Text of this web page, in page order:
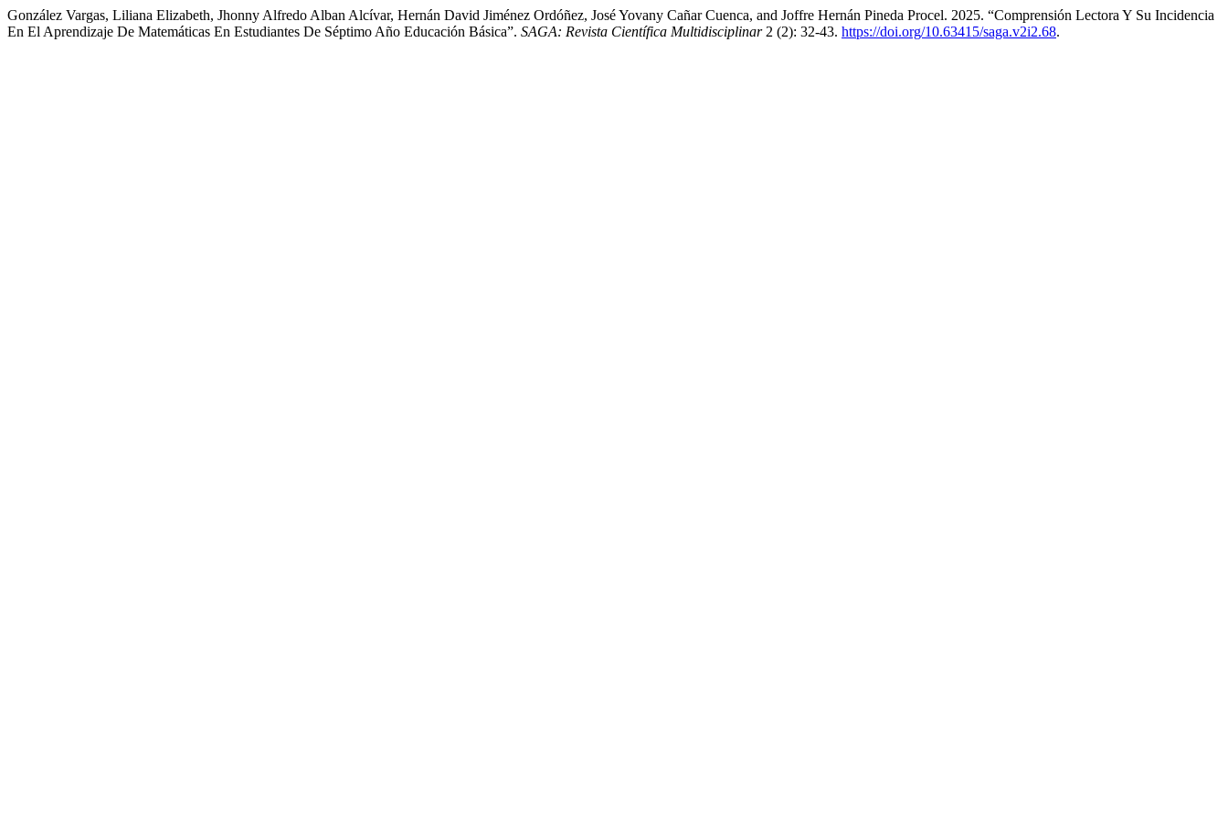
González Vargas, Liliana Elizabeth, Jhonny Alfredo Alban Alcívar, Hernán David Jiménez Ordóñez, José Yovany Cañar Cuenca, and Joffre Hernán Pineda Procel. 2025. “Comprensión Lectora Y Su Incidencia
En El Aprendizaje De Matemáticas En Estudiantes De Séptimo Año Educación Básica”. SAGA: Revista Científica Multidisciplinar2 (2): 32-43. https://doi.org/10.63415/saga.v2i2.68.